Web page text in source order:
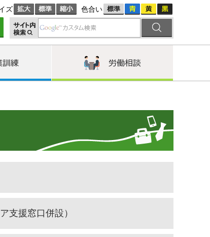
ズ 色合い
支援窓口併設）